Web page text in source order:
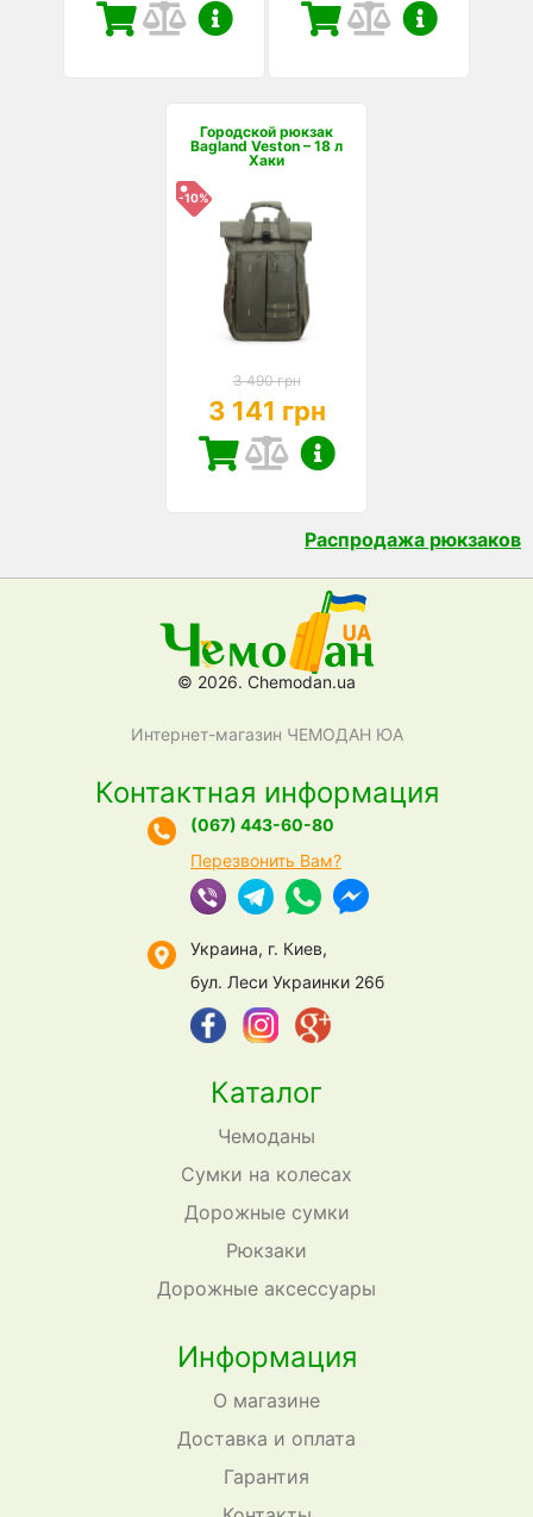
Городской рюкзак
Bagland Veston – 18 л
Хаки
-10%
3 490 грн
3 141 грн
Распродажа рюкзаков
© 2026. Chemodan.ua
Интернет-магазин ЧЕМОДАН ЮА
Каталог
Чемоданы
Сумки на колесах
Дорожные сумки
Рюкзаки
Дорожные аксессуары
Информация
О магазине
Доставка и оплата
Гарантия
Контактная информация
(067) 443-60-80
Перезвонить Вам?
Украина, г. Киев,
бул. Леси Украинки 26б